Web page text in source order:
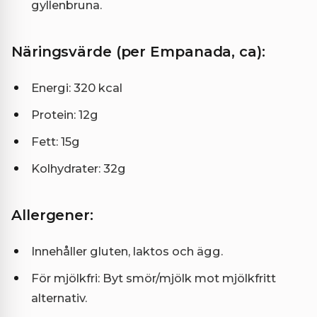
gyllenbruna.
Näringsvärde (per Empanada, ca):
Energi: 320 kcal
Protein: 12g
Fett: 15g
Kolhydrater: 32g
Allergener:
Innehåller gluten, laktos och ägg.
För mjölkfri: Byt smör/mjölk mot mjölkfritt
alternativ.